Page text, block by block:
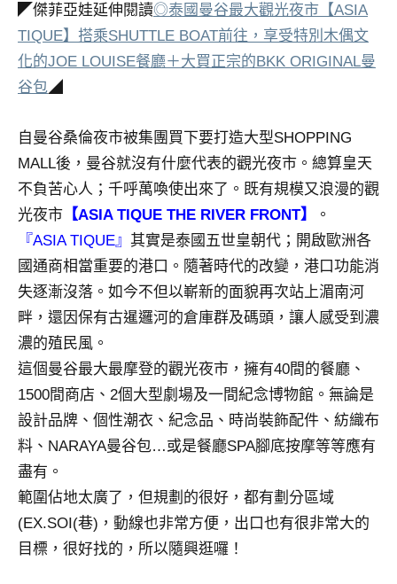
目
主
持、
吳
泰
國
旅
遊
書
者、
各
發
表
會
及
活
動
主
持、
學
校
企
業
◤傑菲亞娃延伸閱讀◎泰國曼谷最大觀光夜市【ASIA
TIQUE】搭乘SHUTTLE BOAT前往，享受特別木偶文
化的JOE LOUISE餐廳＋大買正宗的BKK ORIGINAL曼
谷包◢
自曼谷桑倫夜市被集團買下要打造大型SHOPPING
MALL後，曼谷就沒有什麼代表的觀光夜市。總算皇天
不負苦心人；千呼萬喚使出來了。既有規模又浪漫的觀
光夜市 【ASIA TIQUE THE RIVER FRONT】
。
『ASIA TIQUE』 其實是泰國五世皇朝代；開啟歐洲各
國通商相當重要的港口。隨著時代的改變，港口功能消
失逐漸沒落。如今不但以嶄新的面貌再次站上湄南河
畔，還因保有古暹邏河的倉庫群及碼頭，讓人感受到濃
濃的殖民風。
這個曼谷最大最摩登的觀光夜市，擁有40間的餐廳、
1500間商店、2個大型劇場及一間紀念博物館。無論是
設計品牌、個性潮衣、紀念品、時尚裝飾配件、紡織布
料、NARAYA曼谷包…或是餐廳SPA腳底按摩等等應有
盡有。
範圍佔地太廣了，但規劃的很好，都有劃分區域
(EX.SOI(巷)，動線也非常方便，出口也有很非常大的
目標，很好找的，所以隨興逛囉！